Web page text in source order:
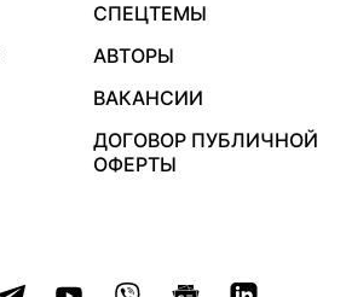
СПЕЦТЕМЫ
АВТОРЫ
ВАКАНСИИ
ДОГОВОР ПУБЛИЧНОЙ
ОФЕРТЫ